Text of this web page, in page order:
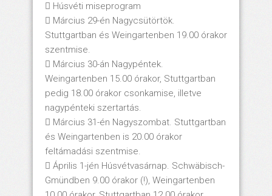
 Húsvéti miseprogram
 Március 29-én Nagycsütörtök.
Stuttgartban és Weingartenben 19.00 órakor
szentmise.
 Március 30-án Nagypéntek.
Weingartenben 15.00 órakor, Stuttgartban
pedig 18.00 órakor csonkamise, illetve
nagypénteki szertartás.
 Március 31-én Nagyszombat. Stuttgartban
és Weingartenben is 20.00 órakor
feltámadási szentmise.
 Április 1-jén Húsvétvasárnap. Schwäbisch-
Gmündben 9.00 órakor (!), Weingartenben